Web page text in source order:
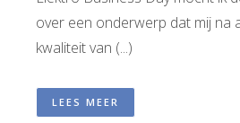
over een onderwerp dat mij na
kwaliteit van (...)
LEES MEER